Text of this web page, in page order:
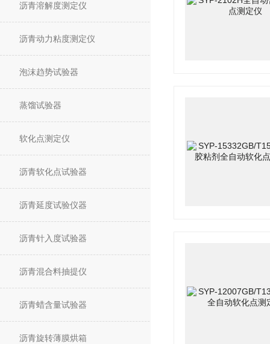
沥青溶解度测定仪
沥青动力粘度测定仪
泡沫趋势试验器
蒸馏试验器
软化点测定仪
沥青软化点试验器
沥青延度试验仪器
沥青针入度试验器
沥青混合料抽提仪
沥青蜡含量试验器
沥青旋转薄膜烘箱